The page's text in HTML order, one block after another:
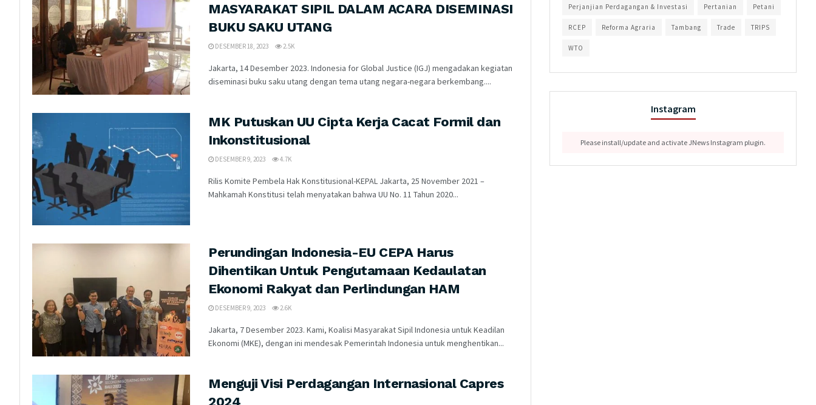
MASYARAKAT SIPIL DALAM ACARA DISEMINASI
BUKU SAKU UTANG
DESEMBER 18, 2023 2.5K
Jakarta, 14 Desember 2023. Indonesia for Global Justice (IGJ) mengadakan kegiatan
diseminasi buku saku utang dengan tema utang negara-negara berkembang....
MK Putuskan UU Cipta Kerja Cacat Formil dan
Inkonstitusional
DESEMBER 9, 2023 4.7K
Rilis Komite Pembela Hak Konstitusional-KEPAL Jakarta, 25 November 2021 –
Mahkamah Konstitusi telah menyatakan bahwa UU No. 11 Tahun 2020...
Perundingan Indonesia-EU CEPA Harus
Dihentikan Untuk Pengutamaan Kedaulatan
Ekonomi Rakyat dan Perlindungan HAM
DESEMBER 9, 2023 2.6K
Jakarta, 7 Desember 2023. Kami, Koalisi Masyarakat Sipil Indonesia untuk Keadilan
Ekonomi (MKE), dengan ini mendesak Pemerintah Indonesia untuk menghentikan...
Menguji Visi Perdagangan Internasional Capres
2024
Perjanjian Perdagangan & Investasi Pertanian Petani
RCEP Reforma Agraria Tambang Trade TRIPS
WTO
Instagram
Please install/update and activate JNews Instagram plugin.